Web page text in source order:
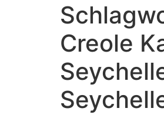
Creole